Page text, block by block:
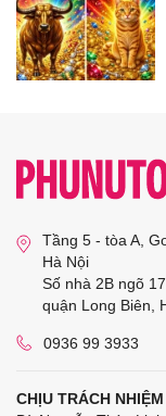
Tầng 5 - tòa A,
Hà Nội
Số nhà 2B ngõ
quận Long Biên,
0936 99 3933
CHỊU TRÁCH